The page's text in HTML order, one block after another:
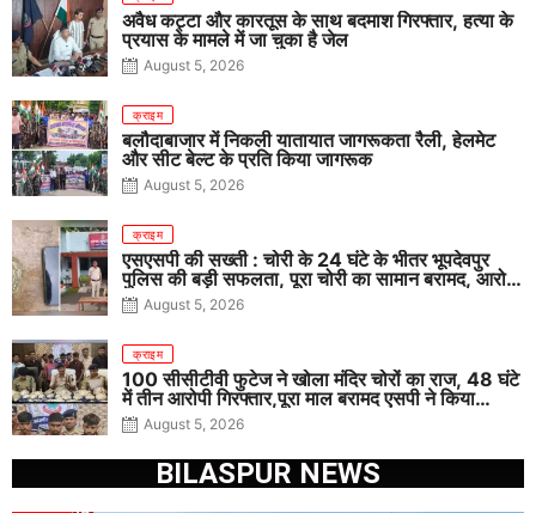
अवैध कट्टा और कारतूस के साथ बदमाश गिरफ्तार, हत्या के
प्रयास के मामले में जा चुका है जेल
August 5, 2026
क्राइम
बलौदाबाजार में निकली यातायात जागरूकता रैली, हेलमेट
और सीट बेल्ट के प्रति किया जागरूक
August 5, 2026
क्राइम
एसएसपी की सख्ती : चोरी के 24 घंटे के भीतर भूपदेवपुर
पुलिस की बड़ी सफलता, पूरा चोरी का सामान बरामद, आरोपी
गिरफ्तार
August 5, 2026
क्राइम
100 सीसीटीवी फुटेज ने खोला मंदिर चोरों का राज, 48 घंटे
में तीन आरोपी गिरफ्तार,पूरा माल बरामद एसपी ने किया
खुलासा
August 5, 2026
BILASPUR NEWS